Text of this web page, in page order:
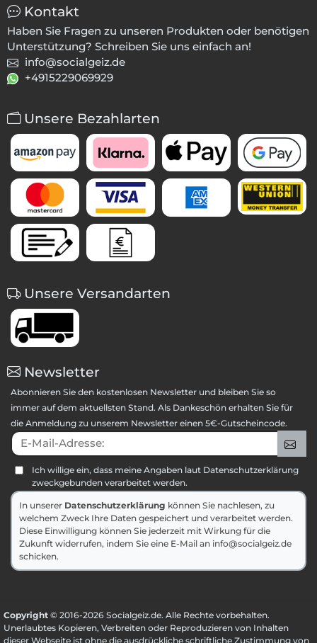
Kontakt
Haben Sie Fragen zu unseren Produkten oder benötigen
Unterstützung? Schreiben Sie uns einfach an!
info@socialgeiz.de
+4915229069929
Unsere Bezahlarten
Unsere Versandarten
Newsletter
Abonnieren Sie den kostenlosen Newsletter und bleiben Sie so
immer auf dem aktuellsten Stand. Als Dankeschön erhalten Sie für
die Anmeldung zu unserem Newsletter einen 5€-Gutscheincode.
E-Mail-Adresse:
Ich willige ein, dass meine Angaben laut Datenschutzerklärung
zweckgebunden verarbeitet werden.
In unserer Datenschutzerklärung können Sie nachlesen, zu
welchem Zweck Ihre Daten gespeichert und verarbeitet werden.
Diese Einwilligung können Sie jederzeit mit Wirkung für die
Zukunft widerrufen, indem Sie eine E-Mail an info@socialgeiz.de
schicken.
Copyright © 2016-2026 Socialgeiz.de. Alle Rechte vorbehalten.
Unerlaubtes Kopieren, Verbreiten oder Reproduzieren von Inhalten
dieser Webseite ist ohne die ausdrückliche schriftliche Zustimmung von